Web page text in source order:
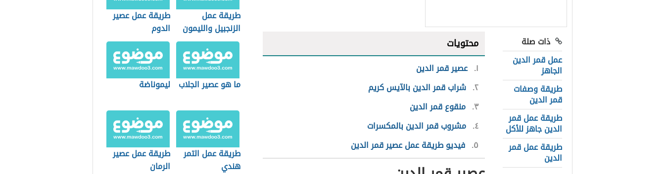
ذات صلة
عمل قمر الدين
الجاهز
طريقة وصفات
قمر الدين
طريقة عمل قمر
الدين جاهز للأكل
طريقة عمل قمر
الدين
محتويات
١ عصير قمر الدين
٢ شراب قمر الدين بالآيس كريم
٣ منقوع قمر الدين
٤ مشروب قمر الدين بالمكسرات
٥ فيديو طريقة عمل عصير قمر الدين
طريقة عمل
الزنجبيل والليمون
طريقة عمل عصير
الدوم
ما هو عصير الجلاب ليموناضة
طريقة عمل التمر
هندي
طريقة عمل عصير
الرمان